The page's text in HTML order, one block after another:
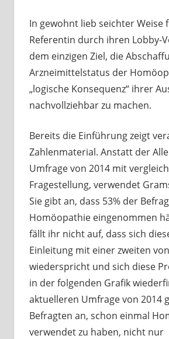
In gewohnt lieb seichter Weise
Referentin durch ihren Lobby-
dem einzigen Ziel, die
Arzneimittelstatus der
„logische Konsequenz“ ihrer
nachvollziehbar zu machen.
Bereits die Einführung zeigt
Zahlenmaterial. Anstatt der
Umfrage von 2014 mit
Fragestellung, verwendet
Sie gibt an, dass 53% der
Homöopathie eingenommen
fällt ihr nicht auf, dass sich
Einleitung mit einer zweiten
wiederspricht und sich diese
in der folgenden Grafik
aktuelleren Umfrage von 2014
Befragten an, schon einmal
verwendet zu haben, nicht nur